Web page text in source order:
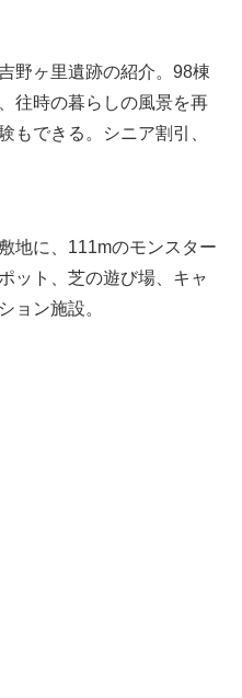
野ヶ里遺跡の紹介。98棟
往時の暮らしの風景を再
もできる。シニア割引、
地に、111mのモンスター
ット、芝の遊び場、キャ
ョン施設。